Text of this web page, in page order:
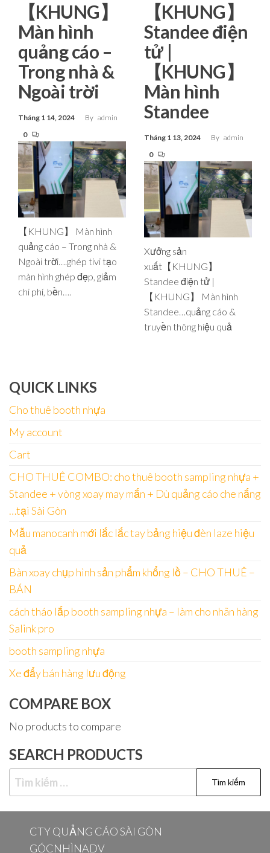
【KHUNG】
Màn hình
quảng cáo –
Trong nhà &
Ngoài trời
Tháng 1 14, 2024 By admin
0
【KHUNG】 Màn hình
quảng cáo – Trong nhà &
Ngoài trời….ghép tivi tạo
màn hình ghép đẹp, giảm
chi phí, bền….
【KHUNG】
Standee điện
tử |
【KHUNG】
Màn hình
Standee
Tháng 1 13, 2024 By admin
0
Xưởng sản
xuất【KHUNG】
Standee điện tử |
【KHUNG】 Màn hình
Standee…quảng cáo &
truyền thông hiệu quả
QUICK LINKS
Cho thuê booth nhựa
My account
Cart
CHO THUÊ COMBO: cho thuê booth sampling nhựa +
Standee + vòng xoay may mắn + Dù quảng cáo che nắng
…tại Sài Gòn
Mẫu manocanh mới lắc lắc tay bảng hiệu đèn laze hiệu
quả
Bàn xoay chụp hình sản phẩm khổng lồ – CHO THUÊ –
BÁN
cách tháo lắp booth sampling nhựa – làm cho nhãn hàng
Salink pro
booth sampling nhựa
Xe đẩy bán hàng lưu động
COMPARE BOX
No products to compare
SEARCH PRODUCTS
Tìm
kiếm
cho:
CTY QUẢNG CÁO SÀI GÒN
GÓCNHÌNADV